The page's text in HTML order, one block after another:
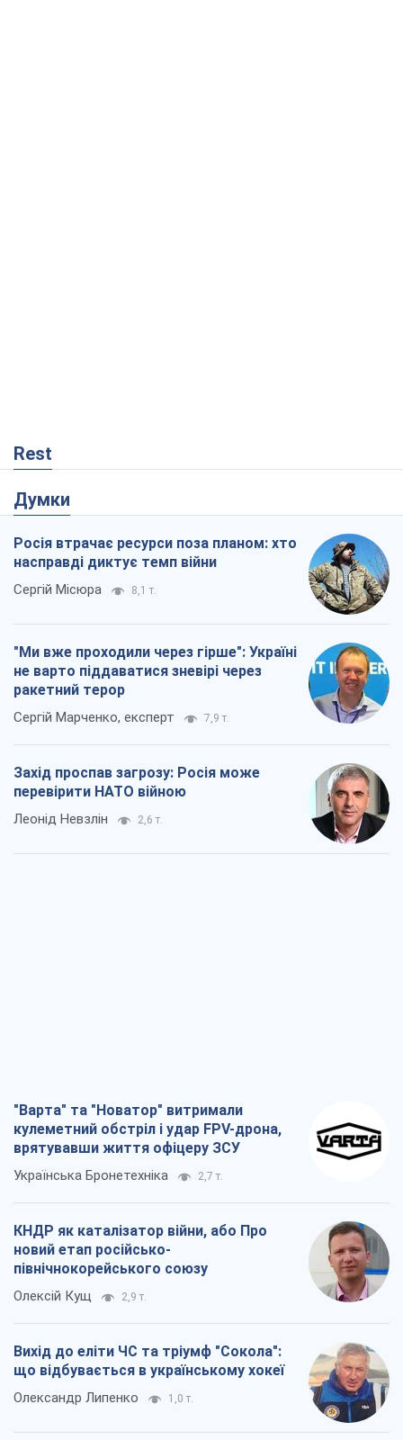
Rest
Думки
Росія втрачає ресурси поза планом: хто
насправді диктує темп війни
Сергій Місюра 8,1 т.
"Ми вже проходили через гірше": Україні
не варто піддаватися зневірі через
ракетний терор
Сергій Марченко, експерт 7,9 т.
Захід проспав загрозу: Росія може
перевірити НАТО війною
Леонід Невзлін 2,6 т.
"Варта" та "Новатор" витримали
кулеметний обстріл і удар FPV-дрона,
врятувавши життя офіцеру ЗСУ
Українська Бронетехніка 2,7 т.
КНДР як каталізатор війни, або Про
новий етап російсько-
північнокорейського союзу
Олексій Кущ 2,9 т.
Вихід до еліти ЧС та тріумф "Сокола":
що відбувається в українському хокеї
Олександр Липенко 1,0 т.